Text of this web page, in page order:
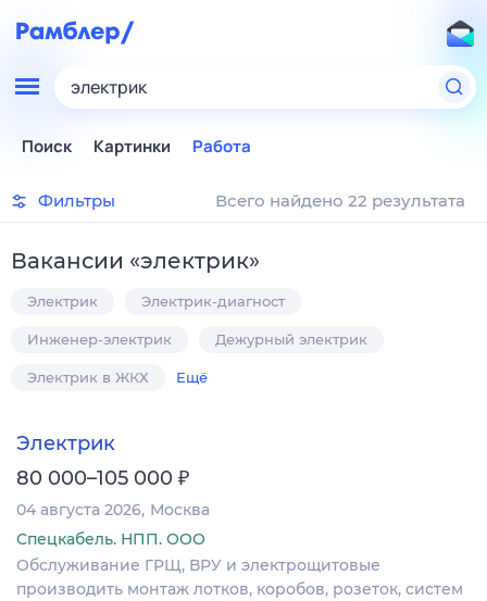
электрик
Поиск Картинки Работа
Фильтры Всего найдено 22 результата
Вакансии «электрик»
Электрик Электрик-диагност
Инженер-электрик Дежурный электрик
Электрик в ЖКХ Ещё
Электрик
80 000–105 000 ₽
04 августа 2026 Москва
Спецкабель. НПП. ООО
Обслуживание ГРЩ, ВРУ и электрощитовые
производить монтаж лотков, коробов, розеток, систем